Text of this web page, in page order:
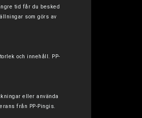
tid får du besked
som görs av
och innehåll. PP-
eller använda
från PP-Pingis.